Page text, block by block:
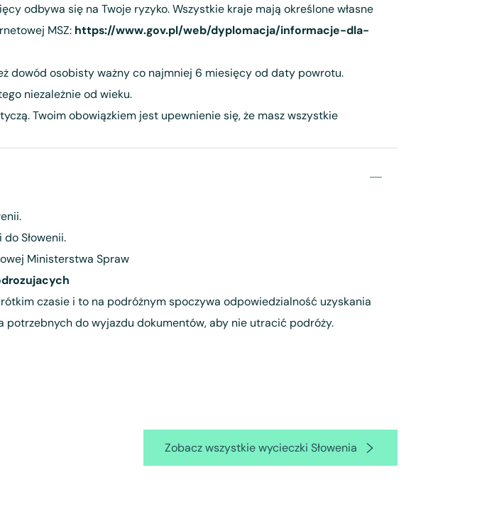
odbywa się na Twoje ryzyko. Wszystkie kraje mają określone własne
MSZ: https://www.gov.pl/web/dyplomacja/informacje-dla-
dowód osobisty ważny co najmniej 6 miesięcy od daty powrotu.
niezależnie od wieku.
Twoim obowiązkiem jest upewnienie się, że masz wszystkie
Słowenii.
Ministerstwa Spraw
czasie i to na podróżnym spoczywa odpowiedzialność uzyskania
do wyjazdu dokumentów, aby nie utracić podróży.
Zobacz wszystkie wycieczki Słowenia